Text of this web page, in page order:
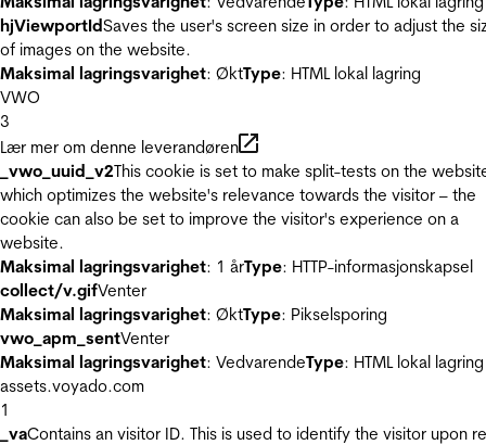
hjViewportIdSaves the user's screen size in order to adjust the
of images on the website.
Maksimal lagringsvarighet: ØktType: HTML lokal lagring
VWO
3
Lær mer om denne leverandøren
_vwo_uuid_v2This cookie is set to make split-tests on the
which optimizes the website's relevance towards the visitor – the
cookie can also be set to improve the visitor's experience on a
website.
Maksimal lagringsvarighet: 1 årType: HTTP-informasjonskapsel
collect/v.gifVenter
Maksimal lagringsvarighet: ØktType: Pikselsporing
vwo_apm_sentVenter
Maksimal lagringsvarighet: VedvarendeType: HTML lokal lagring
assets.voyado.com
1
_vaContains an visitor ID. This is used to identify the visitor upon